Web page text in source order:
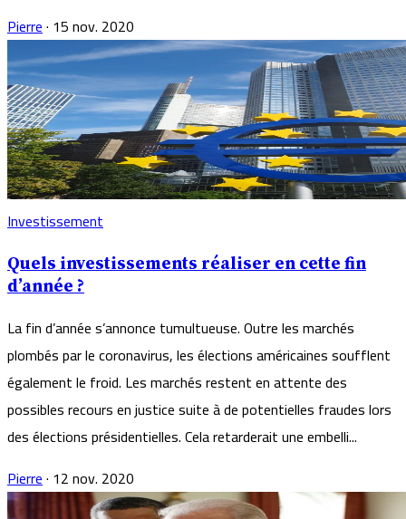
Pierre· 15 nov. 2020
Investissement
Quels investissements réaliser en cette fin
d’année ?
La fin d’année s’annonce tumultueuse. Outre les marchés
plombés par le coronavirus, les élections américaines soufflent
également le froid. Les marchés restent en attente des
possibles recours en justice suite à de potentielles fraudes lors
des élections présidentielles. Cela retarderait une embelli...
Pierre· 12 nov. 2020